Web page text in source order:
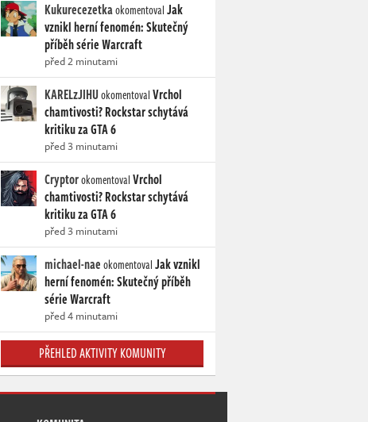
KukurecezetkaokomentovalJak
vznikl herní fenomén: Skutečný
příběh série Warcraft
před 2 minutami
KARELzJIHUokomentovalVrchol
chamtivosti? Rockstar schytává
kritiku za GTA 6
před 3 minutami
CryptorokomentovalVrchol
chamtivosti? Rockstar schytává
kritiku za GTA 6
před 3 minutami
michael-naeokomentovalJak vznikl
herní fenomén: Skutečný příběh
série Warcraft
před 4 minutami
PŘEHLED AKTIVITY KOMUNITY